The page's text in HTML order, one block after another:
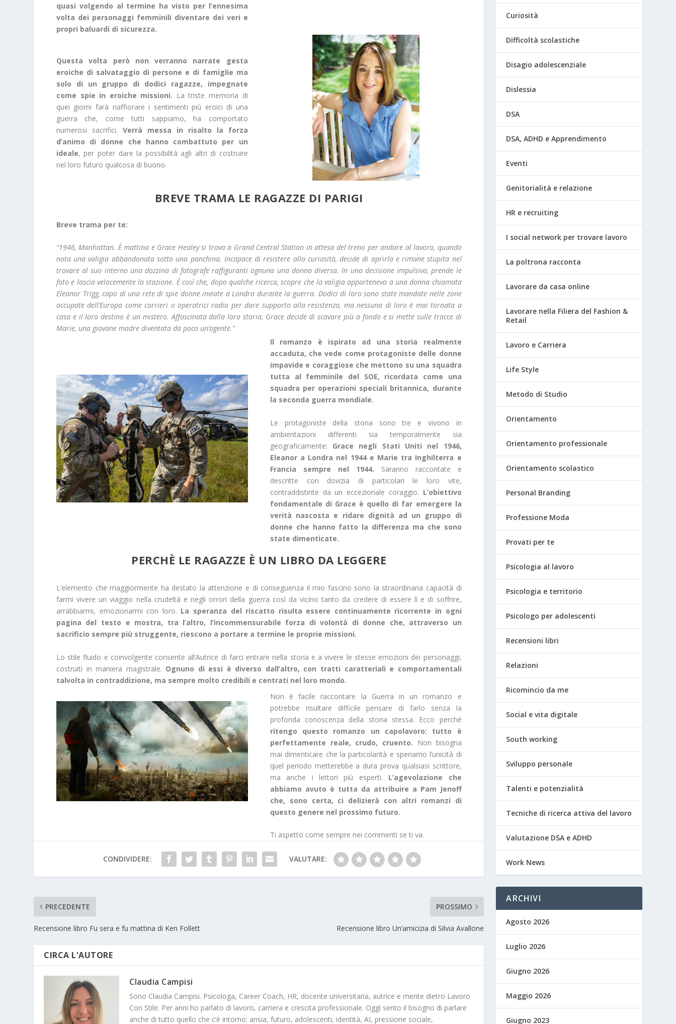
quasi volgendo al termine ha visto per l’ennesima
volta dei personaggi femminili diventare dei veri e
propri baluardi di sicurezza.
Questa volta però non verranno narrate gesta
eroiche di salvataggio di persone e di famiglie ma
solo di un gruppo di dodici ragazze, impegnate
come spie in eroiche missioni. La triste memoria di
quei giorni farà riaffiorare i sentimenti più eroici di una
guerra che, come tutti sappiamo, ha comportato
numerosi sacrifici. Verrà messa in risalto la forza
d’animo di donne che hanno combattuto per un
ideale, per poter dare la possibilità agli altri di costruire
nel loro futuro qualcosa di buono.
BREVE TRAMA LE RAGAZZE DI PARIGI
Breve trama per te:
“1946, Manhattan. È mattina e Grace Healey si trova a Grand Central Station in attesa del treno per andare al lavoro, quando
nota una valigia abbandonata sotto una panchina. Incapace di resistere alla curiosità, decide di aprirla e rimane stupita nel
trovare al suo interno una dozzina di fotografe raffiguranti ognuna una donna diversa. In una decisione impulsiva, prende le
foto e lascia velocemente la stazione. È così che, dopo qualche ricerca, scopre che la valigia apparteneva a una donna chiamata
Eleanor Trigg, capo di una rete di spie donne inviate a Londra durante la guerra. Dodici di loro sono state mandate nelle zone
occupate dell’Europa come corrieri o operatrici radio per dare supporto alla resistenza, ma nessuna di loro è mai tornata a
casa e il loro destino è un mistero. Affascinata dalla loro storia, Grace decide di scavare più a fondo e si mette sulle tracce di
Marie, una giovane madre diventata da poco un’agente.”
Il romanzo è ispirato ad una storia realmente
accaduta, che vede come protagoniste delle donne
impavide e coraggiose che mettono su una squadra
tutta al femminile del SOE, ricordata come una
squadra per operazioni speciali britannica, durante
la seconda guerra mondiale.
Le protagoniste della storia sono tre e vivono in
ambientazioni differenti sia temporalmente sia
geograficamente: Grace negli Stati Uniti nel 1946,
Eleanor a Londra nel 1944 e Marie tra Inghilterra e
Francia sempre nel 1944. Saranno raccontate e
descritte con dovizia di particolari le loro vite,
contraddistinte da un eccezionale coraggio. L’obiettivo
fondamentale di Grace è quello di far emergere la
verità nascosta e ridare dignità ad un gruppo di
donne che hanno fatto la differenza ma che sono
state dimenticate.
PERCHÈ LE RAGAZZE È UN LIBRO DA LEGGERE
L’elemento che maggiormente ha destato la attenzione e di conseguenza il mio fascino sono la straordinaria capacità di
farmi vivere un viaggio nella crudeltà e negli orrori della guerra così da vicino tanto da credere di essere lì e di soffrire,
arrabbiarmi, emozionarmi con loro. La speranza del riscatto risulta essere continuamente ricorrente in ogni
pagina del testo e mostra, tra l’altro, l’incommensurabile forza di volontà di donne che, attraverso un
sacrificio sempre più struggente, riescono a portare a termine le proprie missioni.
Lo stile fluido e coinvolgente consente all’Autrice di farci entrare nella storia e a vivere le stesse emozioni dei personaggi,
costruiti in maniera magistrale. Ognuno di essi è diverso dall’altro, con tratti caratteriali e comportamentali
talvolta in contraddizione, ma sempre molto credibili e centrati nel loro mondo.
Non è facile raccontare la Guerra in un romanzo e
potrebbe risultare difficile pensare di farlo senza la
profonda conoscenza della storia stessa. Ecco perchè
ritengo questo romanzo un capolavoro: tutto è
perfettamente reale, crudo, cruento. Non bisogna
mai dimenticare che la particolarità e speriamo l’unicità di
quel periodo metterebbe a dura prova qualsiasi scrittore,
ma anche i lettori più esperti. L’agevolazione che
abbiamo avuto è tutta da attribuire a Pam Jenoff
che, sono certa, ci delizierà con altri romanzi di
questo genere nel prossimo futuro.
Ti aspetto come sempre nei commenti se ti va.
CONDIVIDERE: VALUTARE:
PRECEDENTE
Recensione libro Fu sera e fu mattina di Ken Follett
PROSSIMO
Recensione libro Un’amicizia di Silvia Avallone
CIRCA L'AUTORE
Claudia Campisi
Sono Claudia Campisi. Psicologa, Career Coach, HR, docente universitaria, autrice e mente dietro Lavoro
Con Stile. Per anni ho parlato di lavoro, carriera e crescita professionale. Oggi sento il bisogno di parlare
anche di tutto quello che c’è intorno: ansia, futuro, adolescenti, identità, AI, pressione sociale,
Curiosità
Difficoltà scolastiche
Disagio adolescenziale
Dislessia
DSA
DSA, ADHD e Apprendimento
Eventi
Genitorialità e relazione
HR e recruiting
I social network per trovare lavoro
La poltrona racconta
Lavorare da casa online
Lavorare nella Filiera del Fashion &
Retail
Lavoro e Carriera
Life Style
Metodo di Studio
Orientamento
Orientamento professionale
Orientamento scolastico
Personal Branding
Professione Moda
Provati per te
Psicologia al lavoro
Psicologia e territorio
Psicologo per adolescenti
Recensioni libri
Relazioni
Ricomincio da me
Social e vita digitale
South working
Sviluppo personale
Talenti e potenzialità
Tecniche di ricerca attiva del lavoro
Valutazione DSA e ADHD
Work News
ARCHIVI
Agosto 2026
Luglio 2026
Giugno 2026
Maggio 2026
Giugno 2023